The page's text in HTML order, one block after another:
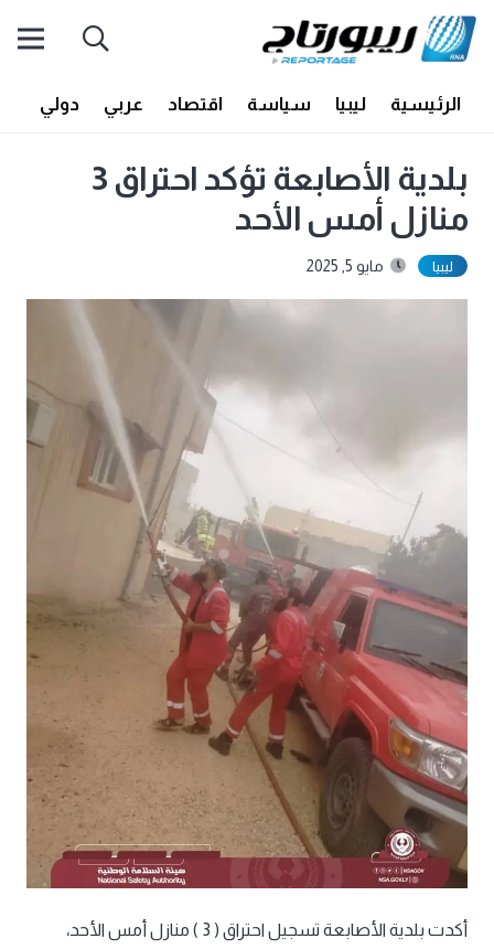
الرئيسية ليبيا سياسة اقتصاد عربي دولي
بلدية الأصابعة تؤكد احتراق 3
منازل أمس الأحد
ليبيا مايو 5, 2025
أكدت بلدية الأصابعة تسجيل احتراق ( 3 ) منازل أمس الأحد،